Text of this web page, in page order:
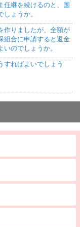
任継を続けるのと、国
ょうか。
作りましたが、全額が
組合に申請すると返金
のでしょうか。
すればよいでしょう